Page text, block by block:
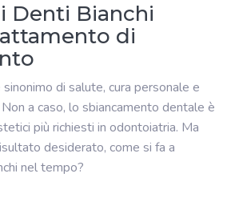
Denti Bianchi
di
di salute, cura personale e
a caso, lo sbiancamento dentale è
più richiesti in odontoiatria. Ma
desiderato, come si fa a
nel tempo?